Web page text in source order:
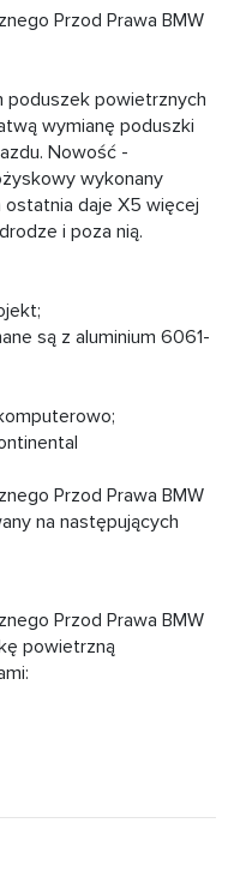
Przod Prawa BMW
poduszek powietrznych
wymianę poduszki
Nowość -
wykonany
ostatnia daje X5 więcej
i poza nią.
są z aluminium 6061-
Przod Prawa BMW
na następujących
Przod Prawa BMW
powietrzną